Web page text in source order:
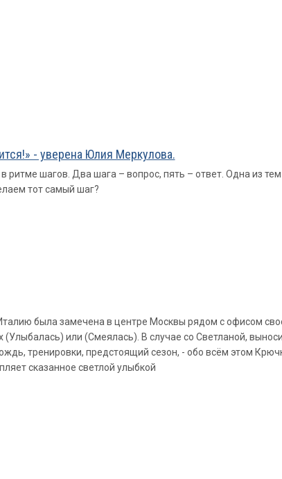
- уверена Юлия Меркулова.
ритме шагов. Два шага – вопрос, пять – ответ. Одна из
тот самый шаг?
была замечена в центре Москвы рядом с офисом
или (Смеялась). В случае со Светланой,
тренировки, предстоящий сезон, - обо всём этом
сказанное светлой улыбкой